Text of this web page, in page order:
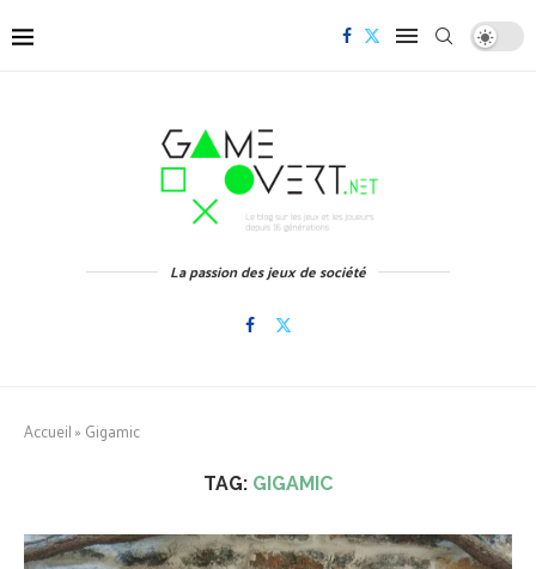
La passion des jeux de société
Accueil» Gigamic
TAG: GIGAMIC